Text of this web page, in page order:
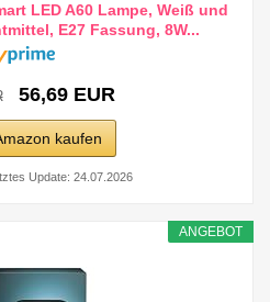
LED A60 Lampe, Weiß und
E27 Fassung, 8W...
56,69 EUR
kaufen
Update: 24.07.2026
ANGEBOT